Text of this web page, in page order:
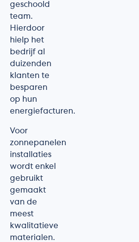
geschoold
team.
Hierdoor
hielp het
bedrijf al
duizenden
klanten te
besparen
op hun
energiefacturen.
Voor
zonnepanelen
installaties
wordt enkel
gebruikt
gemaakt
van de
meest
kwalitatieve
materialen.